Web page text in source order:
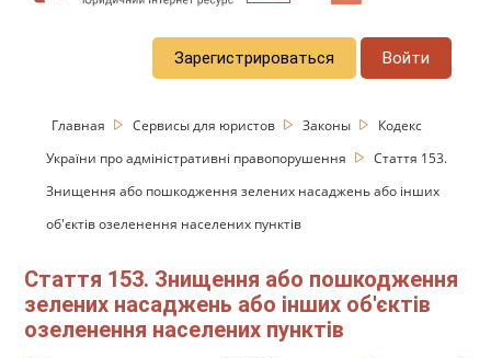
Зарегистрироваться Войти
Главная Сервисы для юристов Законы
Кодекс
України про адміністративні правопорушення
Стаття 153.
Знищення або пошкодження зелених насаджень або інших
об'єктів озеленення населених пунктів
Стаття 153. Знищення або пошкодження
зелених насаджень або інших об'єктів
озеленення населених пунктів